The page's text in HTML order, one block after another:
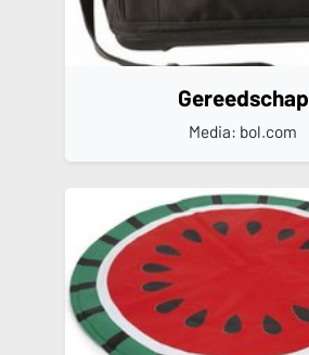
Gereedschap
Media: bol.com